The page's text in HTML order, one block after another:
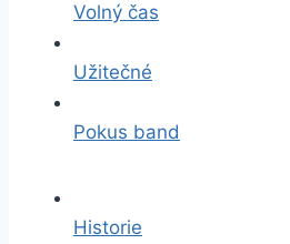
Volný čas
Užitečné
Pokus band
Historie